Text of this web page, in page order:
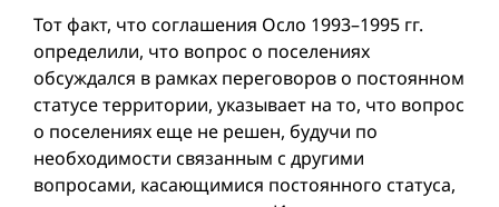
Тот факт, что соглашения Осло 1993–1995 гг.
определили, что вопрос о поселениях
обсуждался в рамках переговоров о постоянном
статусе территории, указывает на то, что вопрос
о поселениях еще не решен, будучи по
необходимости связанным с другими
вопросами, касающимися постоянного статуса,